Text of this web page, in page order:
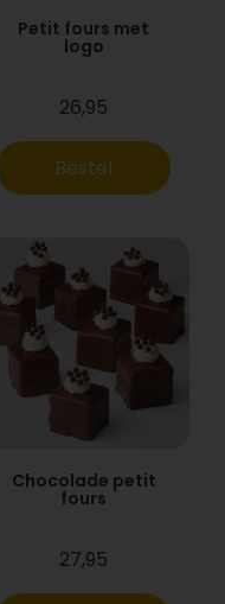
Petit fours met
logo
26,95
Bestel
Chocolade petit
fours
27,95